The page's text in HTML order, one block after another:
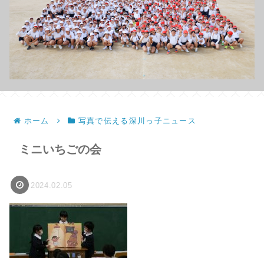
ホーム 写真で伝える深川っ子ニュース
ミニいちごの会
2024.02.05